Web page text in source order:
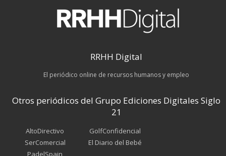
RRHH Digital
El periódico online de recursos humanos y empleo
Otros periódicos del Grupo Ediciones Digitales Siglo
21
AltoDirectivo
SerComercial
PadelSpain
GolfConfidencial
El Diario del Bebé